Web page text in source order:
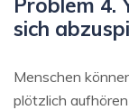
sich
Menschen
plötzlich